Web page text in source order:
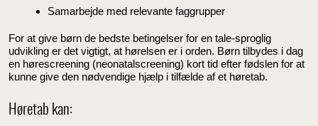
Samarbejde med relevante faggrupper
For at give børn de bedste betingelser for en tale-sproglig
udvikling er det vigtigt, at hørelsen er i orden. Børn tilbydes i dag
en hørescreening (neonatalscreening) kort tid efter fødslen for at
kunne give den nødvendige hjælp i tilfælde af et høretab.
Høretab kan: